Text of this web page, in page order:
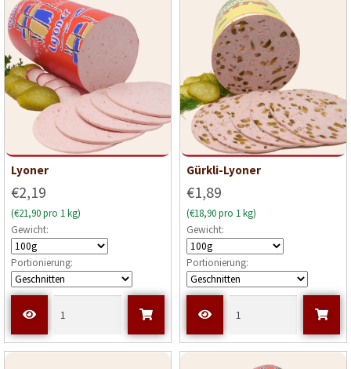
Lyoner
€2,19
(€21,90 pro 1 kg)
Gewicht:
Portionierung:
Gürkli-Lyoner
€1,89
(€18,90 pro 1 kg)
Gewicht:
Portionierung: